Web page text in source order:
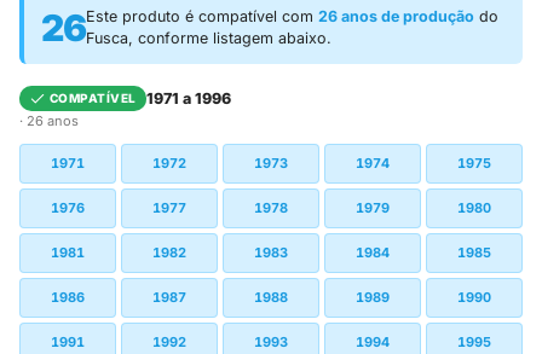
26Este produto é compatível com 26 anos de produção do
Fusca, conforme listagem abaixo.
COMPATÍVEL 1971 a 1996
· 26 anos
1971 1972 1973 1974 1975
1976 1977 1978 1979 1980
1981 1982 1983 1984 1985
1986 1987 1988 1989 1990
1991 1992 1993 1994 1995